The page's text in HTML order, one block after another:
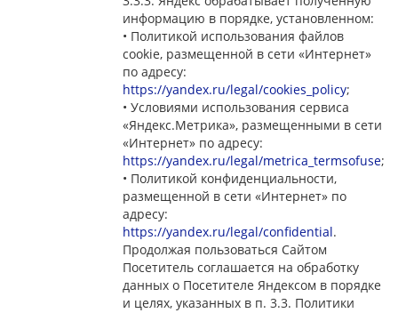
информацию в порядке, установленном:
• Политикой использования файлов
cookie, размещенной в сети «Интернет»
по адресу:
https://yandex.ru/legal/cookies_policy;
• Условиями использования сервиса
«Яндекс.Метрика», размещенными в сети
«Интернет» по адресу:
https://yandex.ru/legal/metrica_termsofuse;
• Политикой конфиденциальности,
размещенной в сети «Интернет» по
адресу:
https://yandex.ru/legal/confidential.
Продолжая пользоваться Сайтом
Посетитель соглашается на обработку
данных о Посетителе Яндексом в порядке
и целях, указанных в п. 3.3. Политики